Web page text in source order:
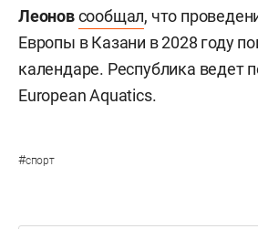
Леоновсообщал, что
Европы в Казани в 2028 году
календаре. Республика ведет
European Aquatics.
#спорт